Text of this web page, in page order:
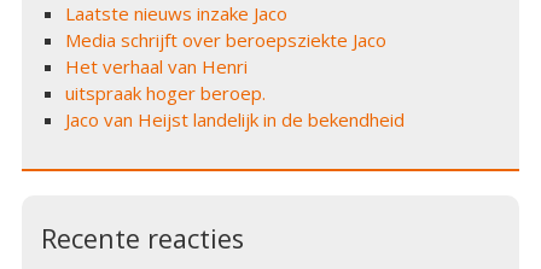
Laatste nieuws inzake Jaco
Media schrijft over beroepsziekte Jaco
Het verhaal van Henri
uitspraak hoger beroep.
Jaco van Heijst landelijk in de bekendheid
Recente reacties